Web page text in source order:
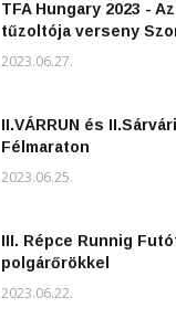
TFA Hungary 2023 -
tűzoltója verseny
2023.06.27.
II.VÁRRUN és
Félmaraton
2023.06.25.
III. Répce Runnig
polgárőrökkel
2023.06.22.